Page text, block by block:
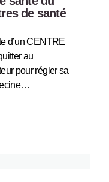
de santé
d’un CENTRE
au
pour régler sa